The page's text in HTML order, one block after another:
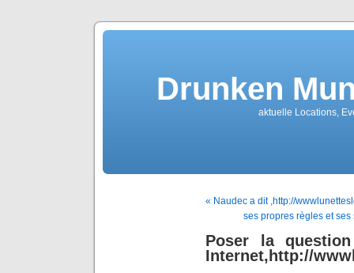
Drunken
aktuelle Locations,
« Naudec a dit ,http://
ses propres règles et
Poser la
Internet,http://